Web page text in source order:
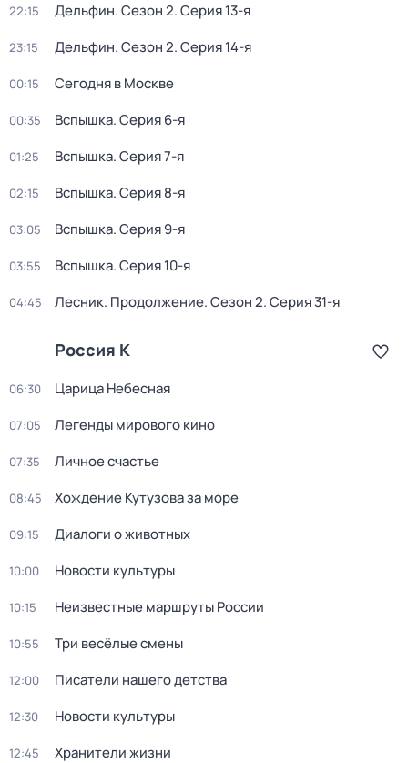
22:15 Дельфин. Сезон 2. Серия 13-я
23:15 Дельфин. Сезон 2. Серия 14-я
00:15 Сегодня в Москве
00:35 Вспышка. Серия 6-я
01:25 Вспышка. Серия 7-я
02:15 Вспышка. Серия 8-я
03:05 Вспышка. Серия 9-я
03:55 Вспышка. Серия 10-я
04:45 Лесник. Продолжение. Сезон 2. Серия 31-я
Россия К
06:30 Царица Небесная
07:05 Легенды мирового кино
07:35 Личное счастье
08:45 Хождение Кутузова за море
09:15 Диалоги о животных
10:00 Новости культуры
10:15 Неизвестные маршруты России
10:55 Три весёлые смены
12:00 Писатели нашего детства
12:30 Новости культуры
12:45 Хранители жизни